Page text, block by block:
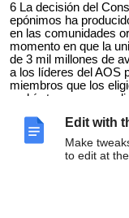
Edit with
Make
to edit at
6 La decisión del
epónimos ha
en las comunidades
momento en que la
de 3 mil millones de
a los líderes del AOS
miembros que los
podría tener, esas
inclusión.
Siete miembros de
sugerencias
en AOS. No se
https://